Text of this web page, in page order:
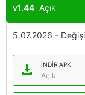
v1.44 Açık
5.07.2026 -
İNDIR APK
Açık